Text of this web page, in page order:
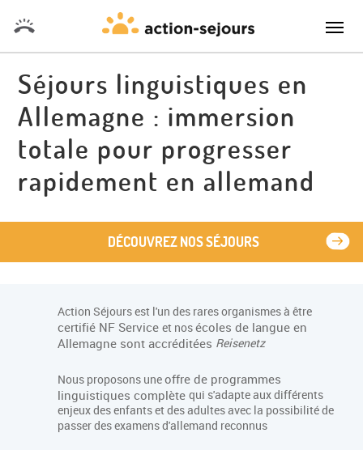
Séjours linguistiques en
Allemagne : immersion
totale pour progresser
rapidement en allemand
DÉCOUVREZ NOS SÉJOURS
Action Séjours est l'un des rares organismes à être
certifié NF Service et nosécoles de langue en
Allemagne sont accréditées Reisenetz
Nous proposons uneoffre de programmes
linguistiques complète qui s'adapte aux différents
enjeux des enfants et des adultes avec la possibilité de
passer des examens d'allemand reconnus